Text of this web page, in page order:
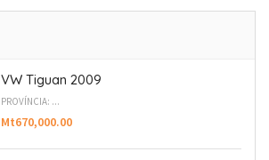
VW Tiguan 2009
PROVÍNCIA: ...
Mt670,000.00